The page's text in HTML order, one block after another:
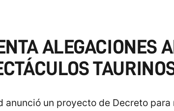
ALEGACIONES
anunció un proyecto de Decreto